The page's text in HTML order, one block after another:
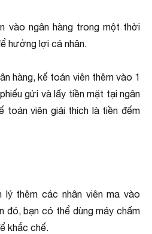
vào ngân hàng trong một thời
hưởng lợi cá nhân.
hàng, kế toán viên thêm vào 1
gửi và lấy tiền mặt tại ngân
toán viên giải thích là tiền đếm
lý thêm các nhân viên ma vào
đó, bạn có thể dùng máy chấm
khắc chế.